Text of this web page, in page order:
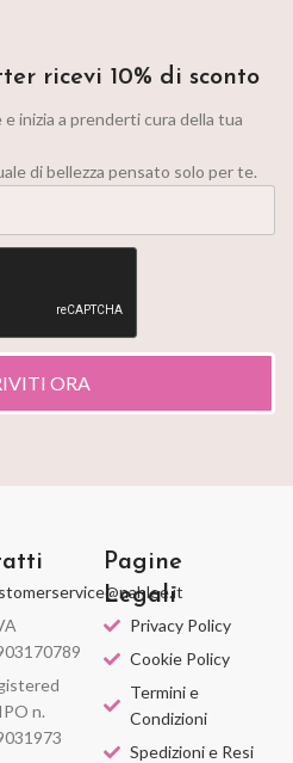
ricevi 10% di sconto
inizia a prenderti cura della tua
di bellezza pensato solo per te.
ORA
n.
Pagine
Legali
Privacy Policy
Cookie Policy
Termini e
Condizioni
Spedizioni e Resi